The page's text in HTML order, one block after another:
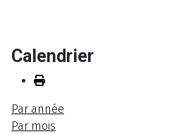
Calendrier
Par année
Par mois